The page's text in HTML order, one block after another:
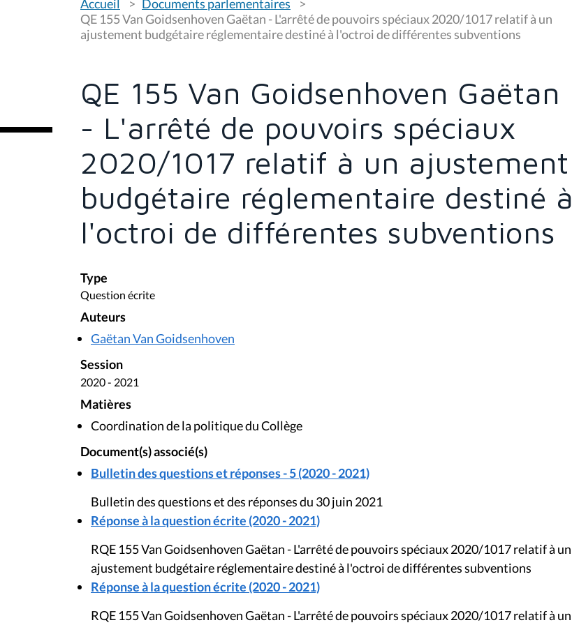
o
u
s
ê
c
:
Accueil
Documents parlementaires
QE 155 Van Goidsenhoven Gaëtan - L'arrêté de pouvoirs spéciaux 2020/1017 relatif à un
ajustement budgétaire réglementaire destiné à l'octroi de différentes subventions
QE 155 Van Goidsenhoven Gaëtan
- L'arrêté de pouvoirs spéciaux
2020/1017 relatif à un ajustement
budgétaire réglementaire destiné à
l'octroi de différentes subventions
Type
Question écrite
Auteurs
Gaëtan Van Goidsenhoven
Session
2020 - 2021
Matières
Coordination de la politique du Collège
Document(s) associé(s)
Bulletin des questions et réponses - 5 (2020 - 2021)
Bulletin des questions et des réponses du 30 juin 2021
Réponse à la question écrite (2020 - 2021)
RQE 155 Van Goidsenhoven Gaëtan - L'arrêté de pouvoirs spéciaux 2020/1017 relatif à un
ajustement budgétaire réglementaire destiné à l'octroi de différentes subventions
Réponse à la question écrite (2020 - 2021)
RQE 155 Van Goidsenhoven Gaëtan - L'arrêté de pouvoirs spéciaux 2020/1017 relatif à un